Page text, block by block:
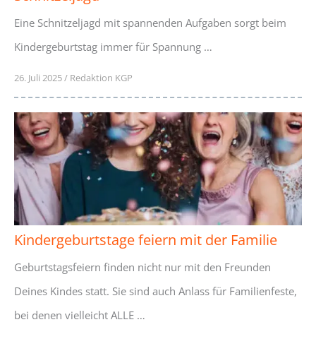
Eine Schnitzeljagd mit spannenden Aufgaben sorgt beim
Kindergeburtstag immer für Spannung …
26. Juli 2025/ Redaktion KGP
Kindergeburtstage feiern mit der Familie
Geburtstagsfeiern finden nicht nur mit den Freunden
Deines Kindes statt. Sie sind auch Anlass für Familienfeste,
bei denen vielleicht ALLE …